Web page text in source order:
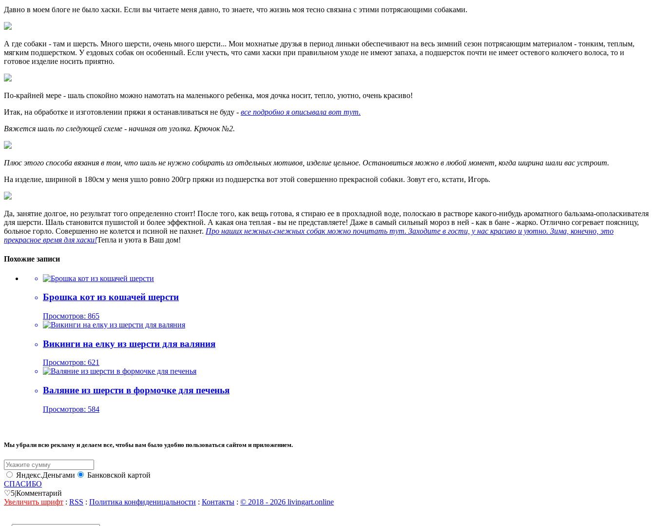
Давно в моем блоге не было хаски. Если вы читаете меня давно, то знаете, что жизнь моя тесно связана с этими потрясающими собаками.
А где собаки - там и шерсть. Много шерсти, очень много шерсти... Мои мохнатые друзья в период линьки обеспечивают на весь зимний сезон потрясающим материалом - тонким, теплым,
мягким подшерстком. У ездовых собак он особенный. Если учесть, что сами хаски при правильном уходе не имеют запаха, а подшерсток почти не имеет остевого колючего волоса, то и
готовое изделие носить приятно.
По-крайней мере - шаль спокойно можно намотать на маленького ребенка, моя дочка носит, тепло, уютно, очень красиво!
Итак, на обработке и изготовлении пряжи я останавливаться не буду - все подробно я описывала вот тут.
Вяжется шаль по следующей схеме - начиная от уголка. Крючок №2.
Плюс этого способа вязания в том, что шаль не нужно собирать из отдельных мотивов, изделие цельное. Остановиться можно в любой момент, когда ширина шали вас устроит.
На изделие, шириной в 180см у меня ушло ровно 200гр пряжи из подшерстка вот этой совершенно прекрасной собаки. Зовут его, кстати, Игорь.
Да, занятие долгое, но результат того определенно стоит! После того, как вещь готова, я стираю ее в прохладной воде, полоскаю в растворе какого-нибудь ароматного бальзама-ополаскивателя
для шерсти. Шаль становится пушистой и более эффектной. А какая она теплая - вы не представляете! Даже в самый сильный мороз в ней - как в бане - жарко. Отлично согревает поясницу,
больное горло. Совершенно не колется и псиной не пахнет. Про наших нежных-снежных собак можно почитать тут. Заходите в гости, у нас красиво и уютно. Зима, конечно, это
прекрасное время для хаски!Тепла и уюта в Ваш дом!
Похожие записи
Брошка кот из кошачей шерсти
Просмотров: 865
Викинги на елку из шерсти для валяния
Просмотров: 621
Валяние из шерсти в формочке для печенья
Просмотров: 584
Мы убрали всю рекламу и делаем все, чтобы вам было удобно пользоваться сайтом и приложением.
Яндекс.Деньгами
Банковской картой
СПАСИБО
♡5|Комментарий
Увеличить шрифт : RSS : Политика конфиденицальности : Контакты : © 2018 - 2026 livingart.online